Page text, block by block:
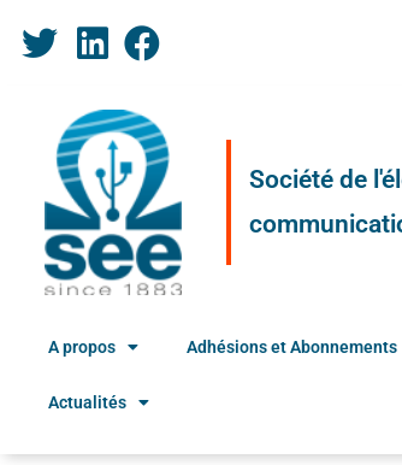
Société de
A propos Adhésions et Abonnements
Actualités